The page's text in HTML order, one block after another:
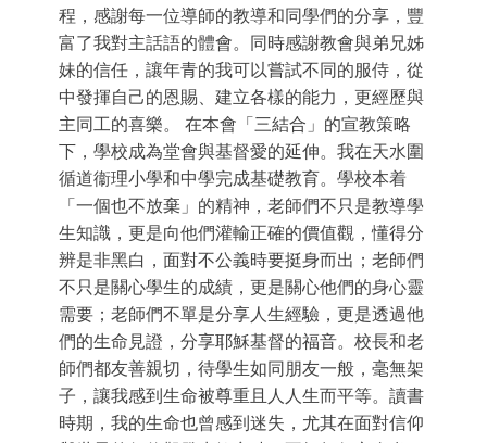
程，感謝每一位導師的教導和同學們的分享，豐
富了我對主話語的體會。同時感謝教會與弟兄姊
妹的信任，讓年青的我可以嘗試不同的服侍，從
中發揮自己的恩賜、建立各樣的能力，更經歷與
主同工的喜樂。 在本會「三結合」的宣教策略
下，學校成為堂會與基督愛的延伸。我在天水圍
循道衞理小學和中學完成基礎教育。學校本着
「一個也不放棄」的精神，老師們不只是教導學
生知識，更是向他們灌輸正確的價值觀，懂得分
辨是非黑白，面對不公義時要挺身而出；老師們
不只是關心學生的成績，更是關心他們的身心靈
需要；老師們不單是分享人生經驗，更是透過他
們的生命見證，分享耶穌基督的福音。校長和老
師們都友善親切，待學生如同朋友一般，毫無架
子，讓我感到生命被尊重且人人生而平等。讀書
時期，我的生命也曾感到迷失，尤其在面對信仰